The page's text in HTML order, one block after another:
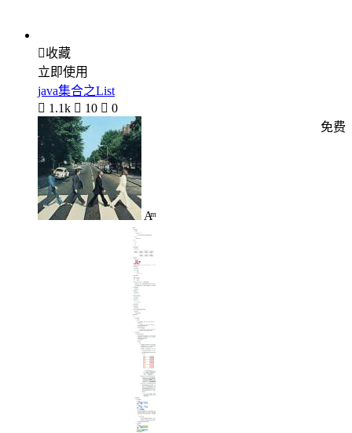
收藏
立即使用
java集合之List
 1.1k  10  0
Aͫ
免费